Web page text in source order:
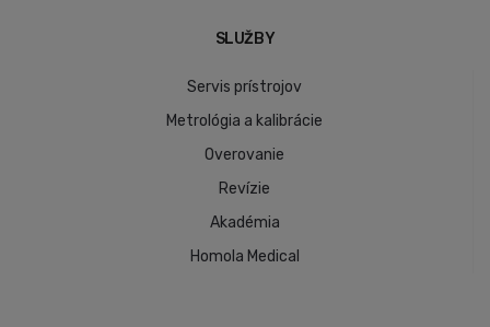
SLUŽBY
Servis prístrojov
Metrológia a kalibrácie
Overovanie
Revízie
Akadémia
Homola Medical